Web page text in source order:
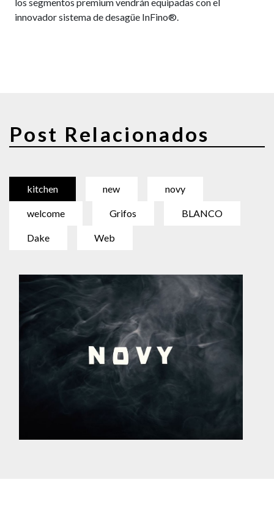
innovador sistema de desagüe InFino®.
Post Relacionados
kitchen new novy
welcome Grifos BLANCO
Dake Web